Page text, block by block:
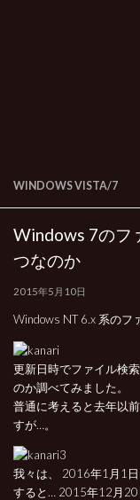
WINDOWS VISTA/7
Windows 7のフ
つなのか
2015年5月10日
Windows NT 6.x 系のフ
更新日時でファイル検
のか調べてみました。
普通に考えると去年以
すが…。
我々は、 2016年1月1日
すると… 2015年12月